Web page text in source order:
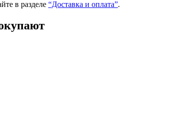
в разделе “Доставка и оплата”.